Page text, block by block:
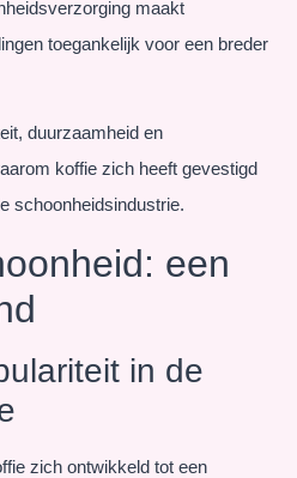
maakt
toegankelijk voor een breder
duurzaamheid en
koffie zich heeft gevestigd
schoonheidsindustrie.
een
in de
zich ontwikkeld tot een